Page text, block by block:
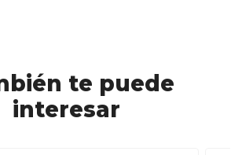
te puede
interesar